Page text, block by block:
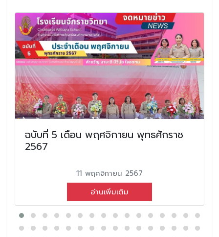
ฉบับที่ 5 เดือน พฤศจิกายน พุทธศักราช
2567
11 พฤศจิกายน 2567
อ่านเพิ่มเติม